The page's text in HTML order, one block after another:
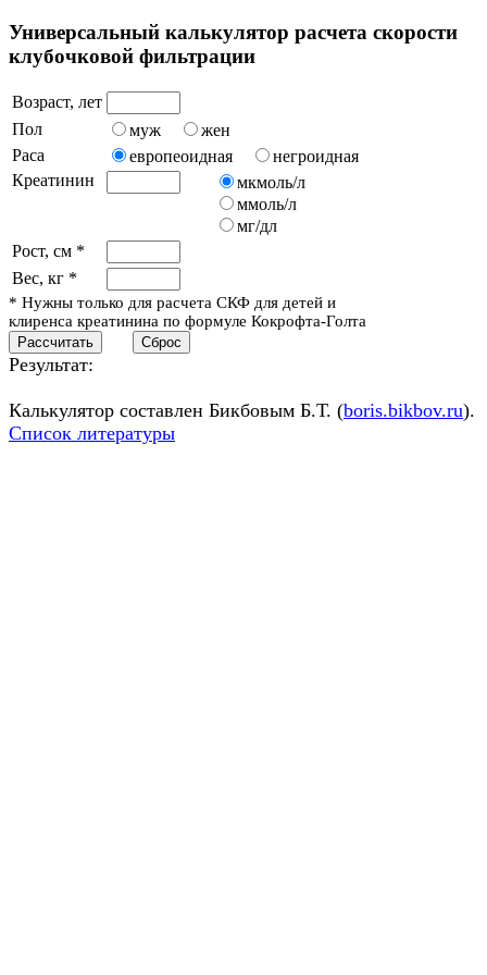
Универсальный калькулятор расчета скорости
клубочковой фильтрации
Возраст, лет
Пол
муж
жен
Раса
европеоидная
негроидная
Креатинин
мкмоль/л
ммоль/л
мг/дл
Рост, см *
Вес, кг *
* Нужны только для расчета СКФ для детей и
клиренса креатинина по формуле Кокрофта-Голта
Результат:
Калькулятор составлен Бикбовым Б.Т. (boris.bikbov.ru).
Список литературы